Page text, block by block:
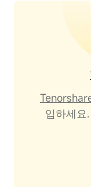
입하세요